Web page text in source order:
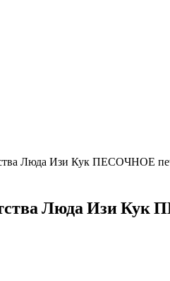
Люда Изи Кук ПЕСОЧНОЕ
Люда Изи Кук